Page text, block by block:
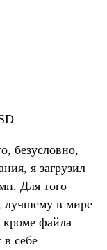
безусловно,
я загрузил
Для того
лучшему в мире
кроме файла
себе